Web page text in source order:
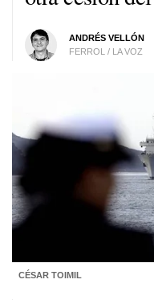
ANDRÉS VELLÓN
FERROL / LA VOZ
CÉSAR TOIMIL